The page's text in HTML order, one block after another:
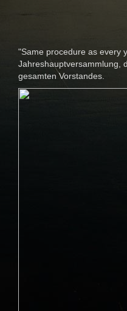
"Same procedure as every
Jahreshauptversammlung,
gesamten Vorstandes.